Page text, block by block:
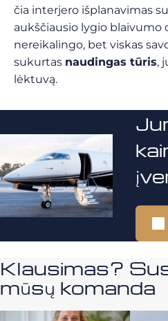
čia interjero išplanavimas
aukščiausio lygio blaivumo
nereikalingo, bet viskas
sukurtas naudingas tūris,
lėktuvą.
Klausimas?
mūsų komanda